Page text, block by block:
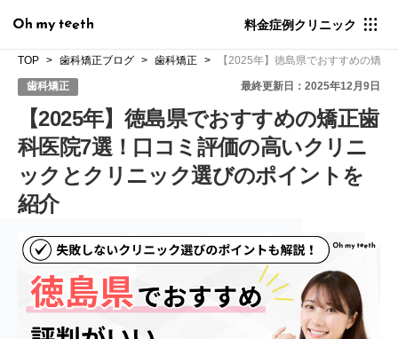
料金症例クリニック
TOP 歯科矯正ブログ 歯科矯正 【2025年】徳島県でおすすめの矯
歯科矯正 最終更新日：2025年12月9日
【2025年】徳島県でおすすめの矯正歯
科医院7選！口コミ評価の高いクリニ
ックとクリニック選びのポイントを
紹介